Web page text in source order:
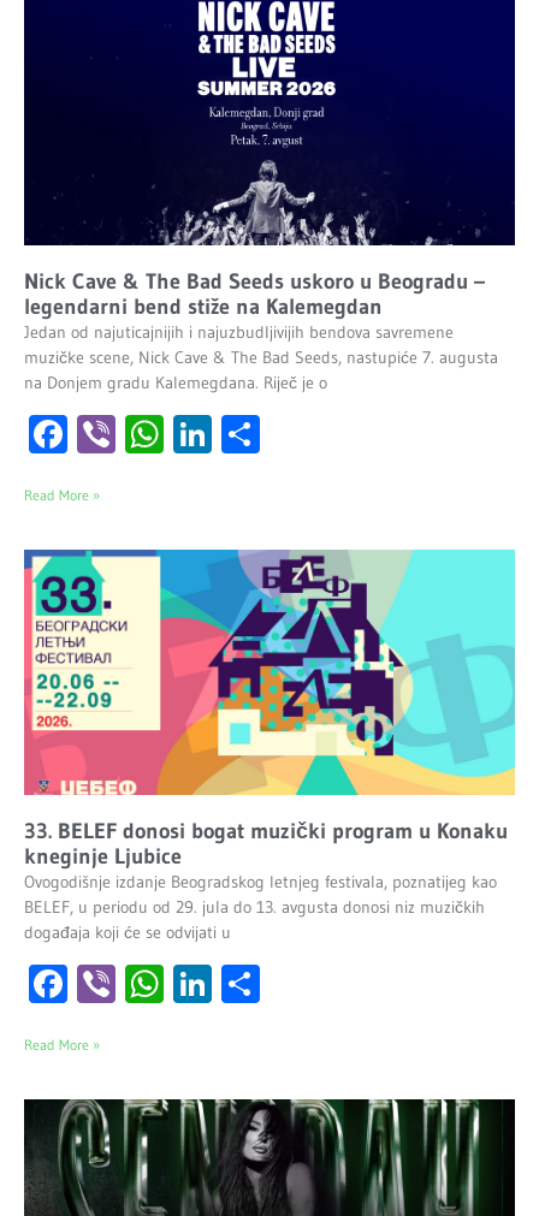
Nick Cave & The Bad Seeds uskoro u Beogradu –
legendarni bend stiže na Kalemegdan
Jedan od najuticajnijih i najuzbudljivijih bendova savremene
muzičke scene, Nick Cave & The Bad Seeds, nastupiće 7. augusta
na Donjem gradu Kalemegdana. Riječ je o
Facebook
ViberWhatsApp
LinkedIn
Read More »
33. BELEF donosi bogat muzički program u Konaku
kneginje Ljubice
Ovogodišnje izdanje Beogradskog letnjeg festivala, poznatijeg kao
BELEF, u periodu od 29. jula do 13. avgusta donosi niz muzičkih
događaja koji će se odvijati u
Facebook
ViberWhatsApp
LinkedIn
Read More »